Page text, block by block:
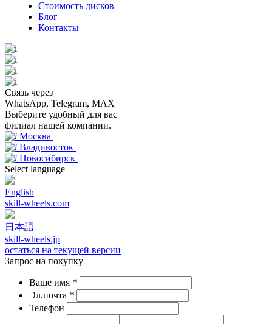
Стоимость дисков
Блог
Контакты
Связь через
WhatsApp, Telegram, MAX
Выберите удобный для вас
филиал нашей компании.
Москва
Владивосток
Новосибирск
Select language
English
skill-wheels.com
日本語
skill-wheels.jp
остаться на текущей версии
Запрос на покупку
Ваше имя *
Эл.почта *
Телефон